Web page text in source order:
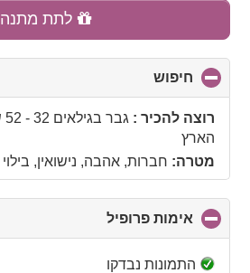
לתת מתנה
חיפוש
to
collapseרוצה להכיר : גבר בגילאים 32 - 52 שנים
הארץ
מטרה: חברות, אהבה, נישואין, בילוי
אימות פרופיל
to
התמונות נבדקו